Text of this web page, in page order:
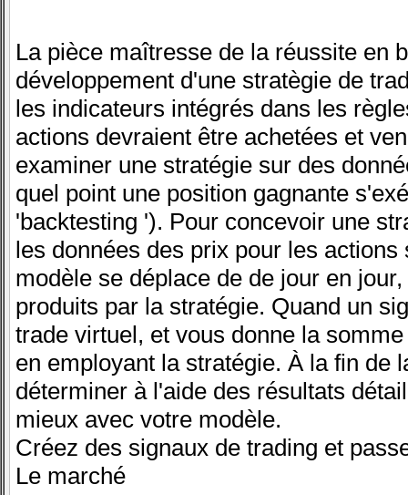
La pièce maîtresse de la réussite en
développement d'une stratègie de
les indicateurs intégrés dans les
actions devraient être achetées et
examiner une stratégie sur des
quel point une position gagnante
'backtesting '). Pour concevoir une
les données des prix pour les
modèle se déplace de de jour en
produits par la stratégie. Quand un
trade virtuel, et vous donne la
en employant la stratégie. À la fin de
déterminer à l'aide des résultats
mieux avec votre modèle.
Créez des signaux de trading et
Le marché